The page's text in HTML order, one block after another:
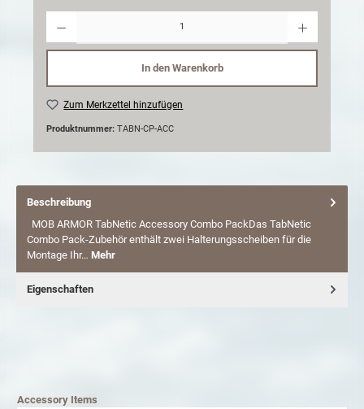
In den Warenkorb
Zum Merkzettel hinzufügen
Produktnummer: TABN-CP-ACC
Beschreibung
MOB ARMOR TabNetic Accessory Combo PackDas TabNetic
Combo Pack-Zubehör enthält zwei Halterungsscheiben für die
Montage Ihr… Mehr
Eigenschaften
Accessory Items